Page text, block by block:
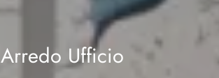
Arredo Ufficio